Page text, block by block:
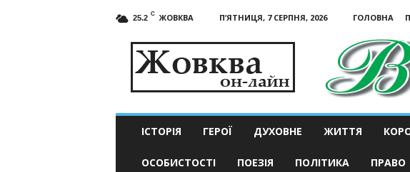
25.2 C ЖОВКВА П’ЯТНИЦЯ, 7 СЕРПНЯ, 2026 ГОЛОВНА
актуальні
ІСТОРІЯ ГЕРОЇ ДУХОВНЕ ЖИТТЯ
ОСОБИСТОСТІ ПОЕЗІЯ ПОЛІТИКА ПРАВО